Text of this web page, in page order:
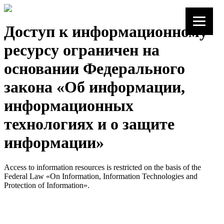
Доступ к информационному
ресурсу ограничен на
основании Федерального
закона «Об информации,
информационных
технологиях и о защите
информации»
Access to information resources is restricted on the basis of the
Federal Law «On Information, Information Technologies and
Protection of Information».